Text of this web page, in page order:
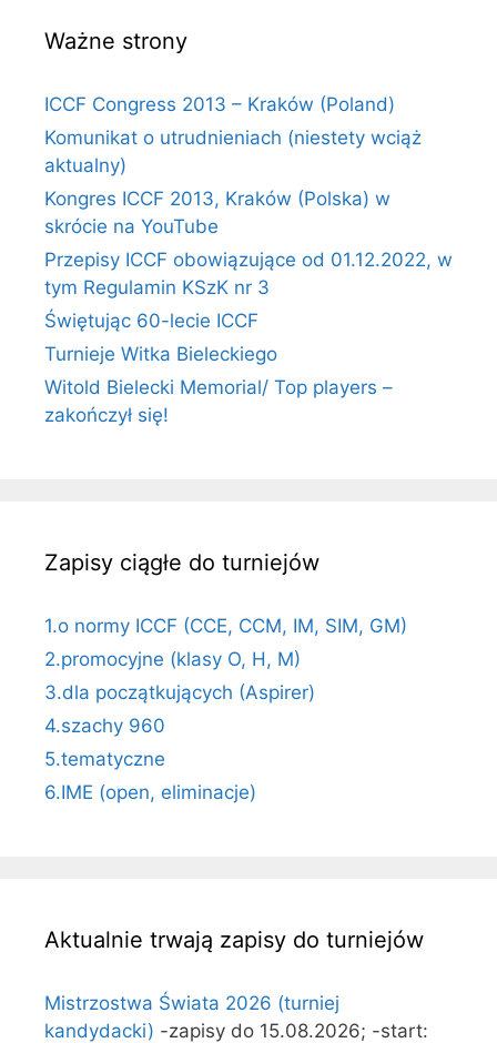
Ważne strony
ICCF Congress 2013 – Kraków (Poland)
Komunikat o utrudnieniach (niestety wciąż
aktualny)
Kongres ICCF 2013, Kraków (Polska) w
skrócie na YouTube
Przepisy ICCF obowiązujące od 01.12.2022, w
tym Regulamin KSzK nr 3
Świętując 60-lecie ICCF
Turnieje Witka Bieleckiego
Witold Bielecki Memorial/ Top players –
zakończył się!
Zapisy ciągłe do turniejów
1.o normy ICCF (CCE, CCM, IM, SIM, GM)
2.promocyjne (klasy O, H, M)
3.dla początkujących (Aspirer)
4.szachy 960
5.tematyczne
6.IME (open, eliminacje)
Aktualnie trwają zapisy do turniejów
Mistrzostwa Świata 2026 (turniej
kandydacki) -zapisy do 15.08.2026; -start: